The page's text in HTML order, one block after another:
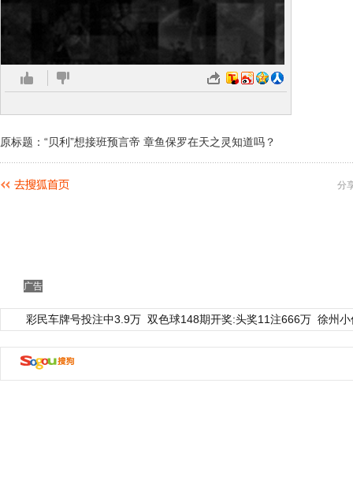
原标题：“贝利”想接班预言帝 章鱼保罗在天之灵知道吗？
分
广告
彩民车牌号投注中3.9万 双色球148期开奖:头奖11注666万 徐州